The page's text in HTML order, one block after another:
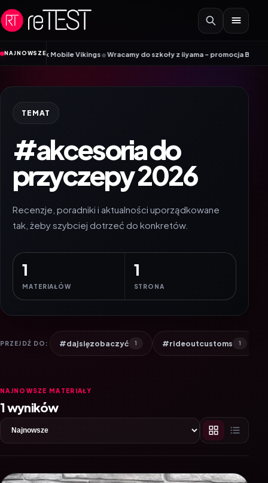
Przejdź do treści
NAJNOWSZE
Mobile Vikings•Wracamy do szkoły z iiyama – promocja Back to
TEMAT
#akcesoria do
przyczepy 2026
Recenzje, poradniki i aktualności uporządkowane
tak, żeby szybciej dotrzeć do konkretów.
1
MATERIAŁÓW
1
STRONA
PRZEJDŹ DO: #dajsięzobaczyć 1 #rideoutcustoms 1
NAJNOWSZE MATERIAŁY
1 wyników